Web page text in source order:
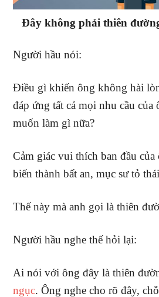
Đây không phải thiên
Người hầu nói:
Điều gì khiến ông không hài
đáp ứng tất cả mọi nhu cầu
muốn làm gì nữa?
Cảm giác vui thích ban đầu
biến thành bất an, mục sư tỏ
Thế này mà anh gọi là thiên
Người hầu nghe thế hỏi lại:
Ai nói với ông đây là thiên
ngục. Ông nghe cho rõ đây,